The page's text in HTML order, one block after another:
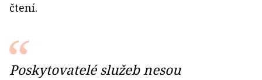
čtení.
Poskytovatelé služeb nesou